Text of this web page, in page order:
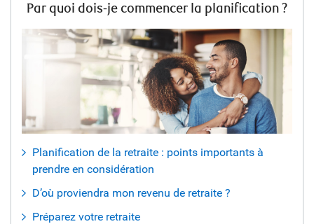
Par quoi dois-je commencer la planification ?
Planification de la retraite : points importants à
prendre en considération
D’où proviendra mon revenu de retraite ?
Préparez votre retraite